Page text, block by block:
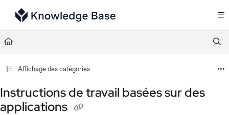
Documentation Index
Fetch the complete documentation index at:
Use this file to discover all available pages before exploring further.
Affichage des catégories
Instructions de travail basées sur des
applications